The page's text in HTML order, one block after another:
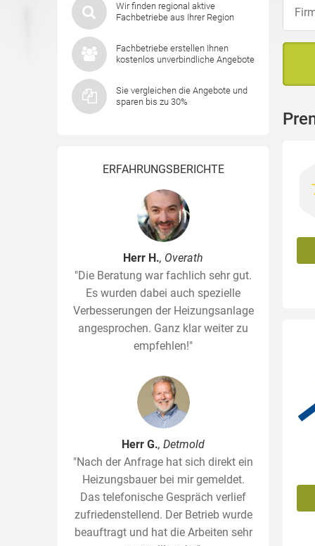
Wir finden regional aktive
Fachbetriebe aus Ihrer Region
Fachbetriebe erstellen Ihnen
kostenlos unverbindliche Angebote
Sie vergleichen die Angebote und
sparen bis zu 30%
ERFAHRUNGSBERICHTE
Herr H., Overath
"Die Beratung war fachlich sehr gut.
Es wurden dabei auch spezielle
Verbesserungen der Heizungsanlage
angesprochen. Ganz klar weiter zu
empfehlen!"
Herr G., Detmold
"Nach der Anfrage hat sich direkt ein
Heizungsbauer bei mir gemeldet.
Das telefonische Gespräch verlief
zufriedenstellend. Der Betrieb wurde
beauftragt und hat die Arbeiten sehr